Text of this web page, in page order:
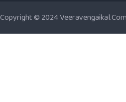
Copyright © 2024